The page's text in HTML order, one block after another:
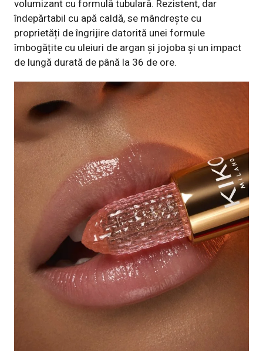
volumizant cu formulă tubulară. Rezistent, dar
îndepărtabil cu apă caldă, se mândrește cu
proprietăți de îngrijire datorită unei formule
îmbogățite cu uleiuri de argan și jojoba și un impact
de lungă durată de până la 36 de ore.